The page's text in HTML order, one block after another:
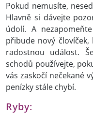
Pokud nemusíte,
Hlavně si dávejte
údolí. A
přibude nový
radostnou událost.
schodů používejte,
vás zaskočí nečekané
penízky stále chybí.
Ryby: